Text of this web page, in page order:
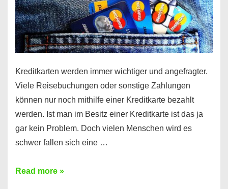
Kreditkarten werden immer wichtiger und angefragter.
Viele Reisebuchungen oder sonstige Zahlungen
können nur noch mithilfe einer Kreditkarte bezahlt
werden. Ist man im Besitz einer Kreditkarte ist das ja
gar kein Problem. Doch vielen Menschen wird es
schwer fallen sich eine …
Kreditkarte
Read more »